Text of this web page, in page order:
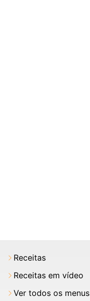
Receitas
Receitas em vídeo
Ver todos os menus